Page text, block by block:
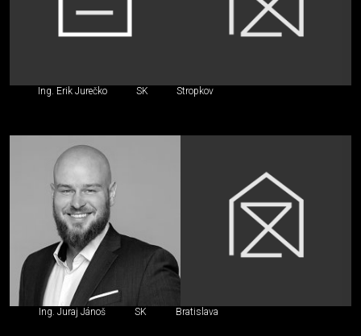
Ing. Erik Jurečko SK Stropkov
Ing. Juraj Jánoš SK Bratislava